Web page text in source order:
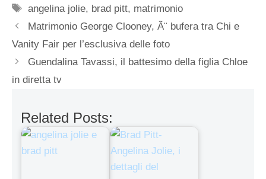
Tag
angelina jolie, brad pitt, matrimonio
Matrimonio George Clooney, Ã¨ bufera tra Chi e
Vanity Fair per l’esclusiva delle foto
Guendalina Tavassi, il battesimo della figlia Chloe
in diretta tv
Related Posts: